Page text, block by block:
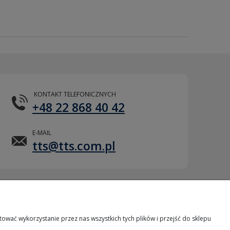
KONTAKT TELEFONICZNYCH
+48 22 868 40 42
E-MAIL
tts@tts.com.pl
wykorzystanie przez nas wszystkich tych plików i przejść do sklepu